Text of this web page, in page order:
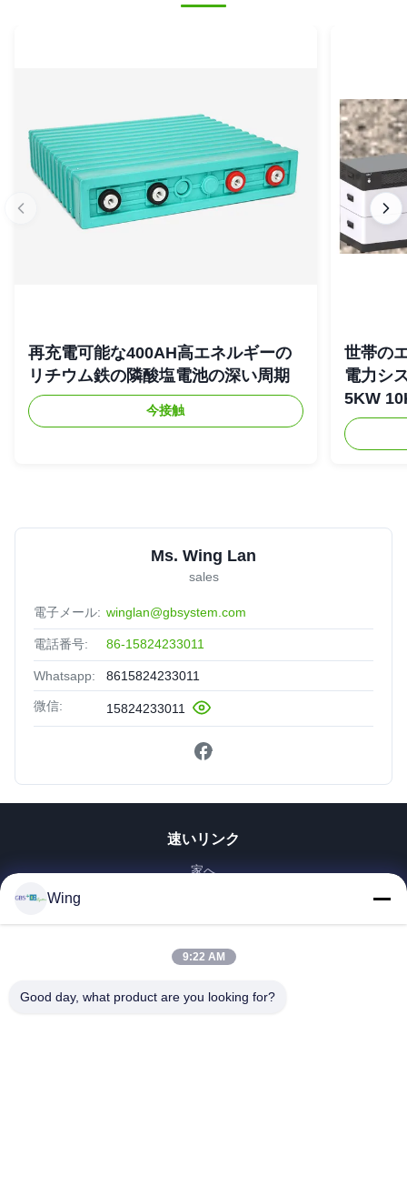
再充電可能な400AH高エネルギーの
リチウム鉄の隣酸塩電池の深い周期
今接触
世帯の
電力シ
5KW
Ms. Wing Lan
sales
電子メール: winglan@gbsystem.com
電話番号: 86-15824233011
Whatsapp: 8615824233011
微信: 15824233011
速いリンク
家へ
ビデオ
VRショー
工場 ツアー
Wing
9:22 AM
Good day, what product are you looking for?